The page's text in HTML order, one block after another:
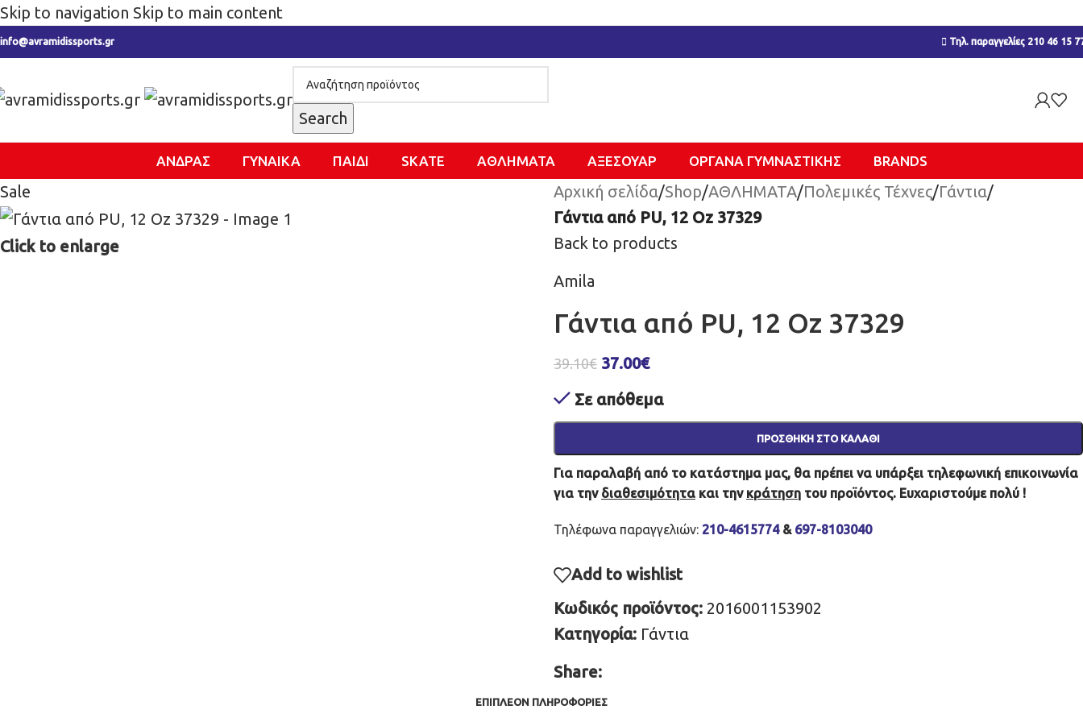
Skip to navigation Skip to main content
info@avramidissports.gr Τηλ. παραγγελίες 210 46 15
Search
ΑΝΔΡΑΣ ΓΥΝΑΙΚΑ ΠΑΙΔΙ SKATE ΑΘΛΗΜΑΤΑ ΑΞΕΣΟΥΑΡ ΌΡΓΑΝΑ ΓΥΜΝΑΣΤΙΚΉΣ BRANDS
Sale
Click to enlarge
Αρχική σελίδα/Shop/ΑΘΛΗΜΑΤΑ/Πολεμικές Τέχνες/Γάντια/
Γάντια από PU, 12 Οz 37329
Back to products
Amila
Γάντια από PU, 12 Οz 37329
39.10€ 37.00€
Σε απόθεμα
ΠΡΟΣΘΉΚΗ ΣΤΟ ΚΑΛΆΘΙ
Για παραλαβή από το κατάστημα μας, θα πρέπει να υπάρξει τηλεφωνική επικοινωνία
για την διαθεσιμότητα και την κράτηση του προϊόντος. Ευχαριστούμε πολύ !
Τηλέφωνα παραγγελιών: 210-4615774& 697-8103040
Add to wishlist
Κωδικός προϊόντος: 2016001153902
Κατηγορία: Γάντια
Share:
ΕΠΙΠΛΈΟΝ ΠΛΗΡΟΦΟΡΊΕΣ